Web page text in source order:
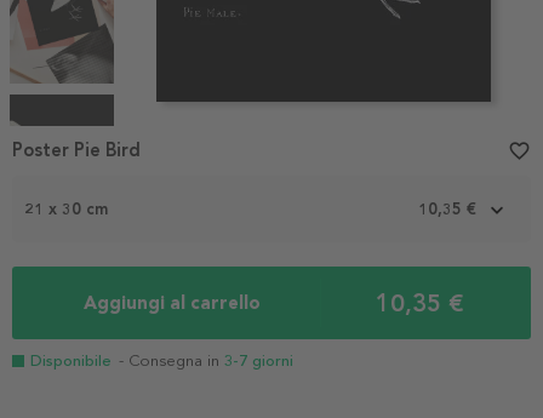
Item
1
21 x 30 cm 10,35 €
Aggiungi al carrello 10,35 €
Disponibile - Consegna in 3-7 giorni
Poster Pie Bird favorite_border